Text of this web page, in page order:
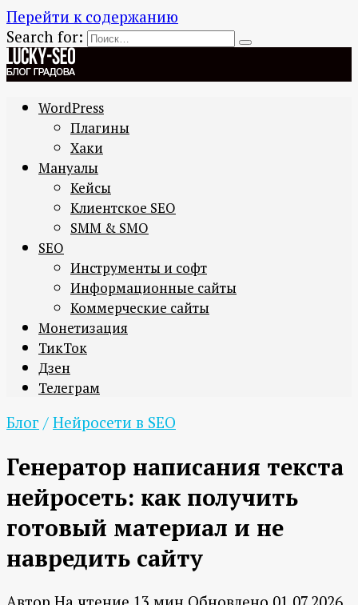
Перейти к содержанию
Search for:
WordPress
Плагины
Хаки
Мануалы
Кейсы
Клиентское SEO
SMM & SMO
SEO
Инструменты и софт
Информационные сайты
Коммерческие сайты
Монетизация
ТикТок
Дзен
Телеграм
Блог / Нейросети в SEO
Генератор написания текста
нейросеть: как получить
готовый материал и не
навредить сайту